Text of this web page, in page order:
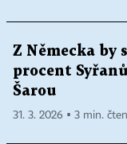
Z Německa by
procent
Šarou
31. 3. 2026 ▪ 3 min.